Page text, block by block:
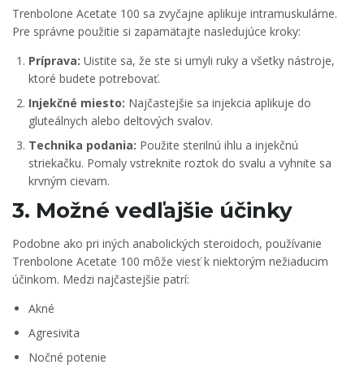
Trenbolone Acetate 100 sa zvyčajne aplikuje intramuskulárne.
Pre správne použitie si zapamätajte nasledujúce kroky:
Príprava: Uistite sa, že ste si umyli ruky a všetky nástroje,
ktoré budete potrebovať.
Injekčné miesto: Najčastejšie sa injekcia aplikuje do
gluteálnych alebo deltových svalov.
Technika podania: Použite sterilnú ihlu a injekčnú
striekačku. Pomaly vstreknite roztok do svalu a vyhnite sa
krvným cievam.
3. Možné vedľajšie účinky
Podobne ako pri iných anabolických steroidoch, používanie
Trenbolone Acetate 100 môže viesť k niektorým nežiaducim
účinkom. Medzi najčastejšie patrí:
Akné
Agresivita
Nočné potenie